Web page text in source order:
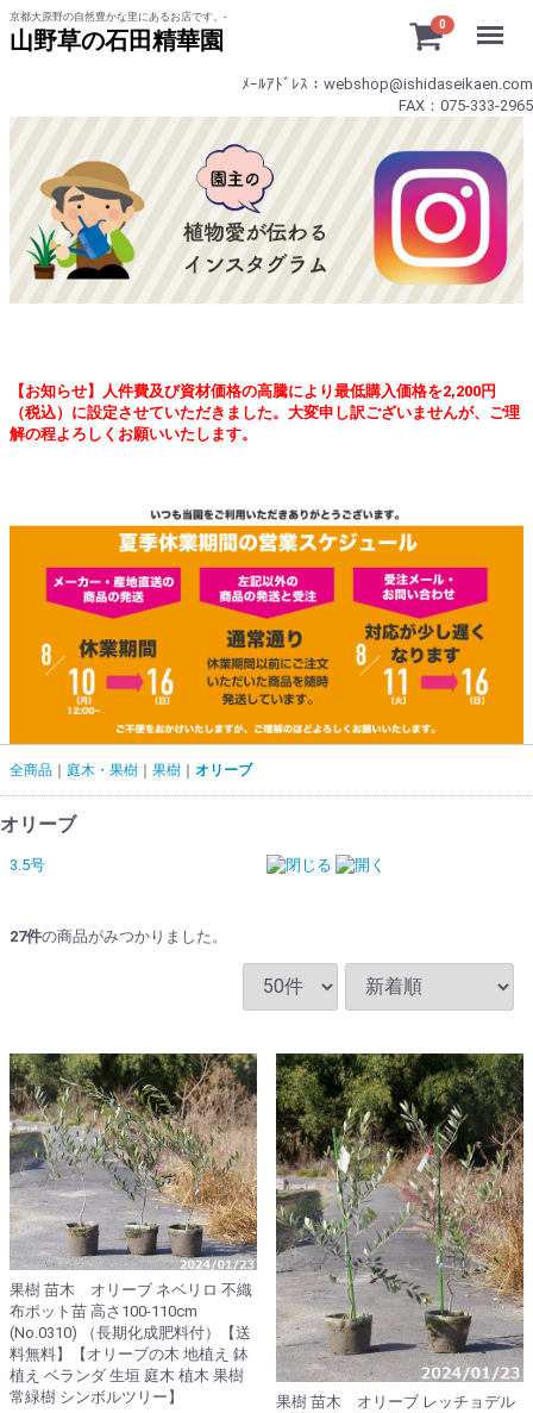
京都大原野の自然豊かな里にあるお店です。-
山野草の石田精華園
0
ﾒｰﾙｱﾄﾞﾚｽ：webshop@ishidaseikaen.com
FAX：075-333-2965
【お知らせ】人件費及び資材価格の高騰により最低購入価格を2,200円
（税込）に設定させていただきました。大変申し訳ございませんが、ご理
解の程よろしくお願いいたします。
全商品 庭木・果樹 果樹 オリーブ
オリーブ
3.5号
27件の商品がみつかりました。
果樹 苗木 オリーブ ネベリロ 不織
布ポット苗 高さ100-110cm
(No.0310) （長期化成肥料付）【送
料無料】【オリーブの木 地植え 鉢
植え ベランダ 生垣 庭木 植木 果樹
常緑樹 シンボルツリー】
果樹 苗木 オリーブ レッチョデル